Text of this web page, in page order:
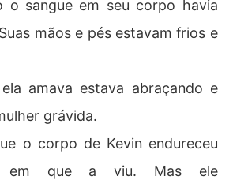
o sangue em seu corpo havia
mãos e pés estavam frios e
amava estava abraçando e
grávida.
o corpo de Kevin endureceu
em que a viu. Mas ele